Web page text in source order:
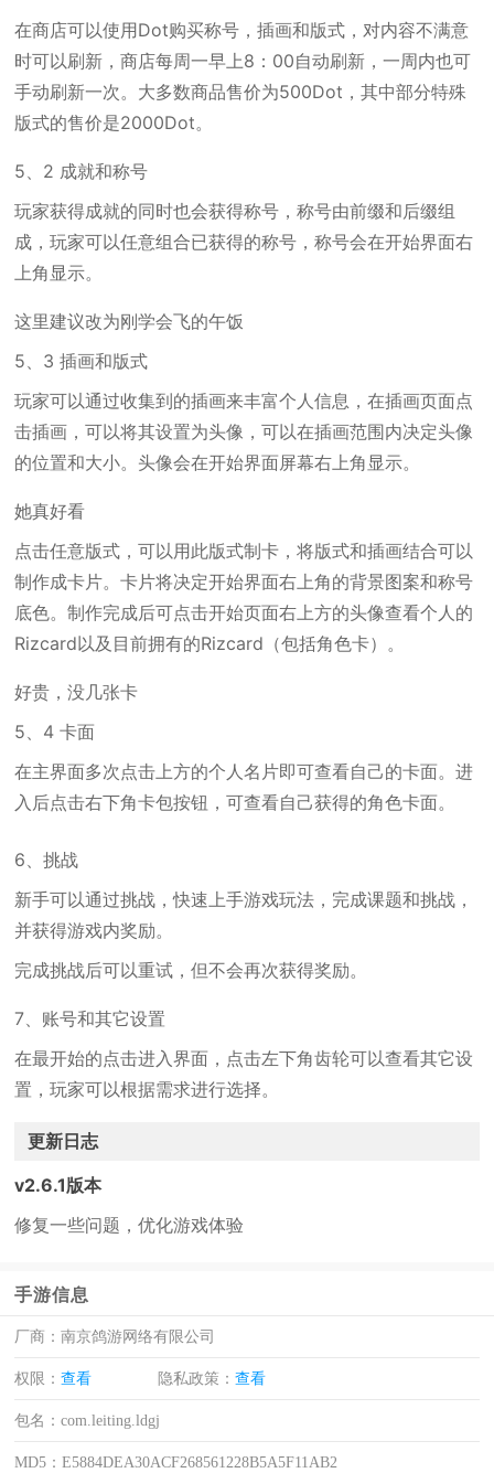
在商店可以使用Dot购买称号，插画和版式，对内容不满意
时可以刷新，商店每周一早上8：00自动刷新，一周内也可
手动刷新一次。大多数商品售价为500Dot，其中部分特殊
版式的售价是2000Dot。
5、2 成就和称号
玩家获得成就的同时也会获得称号，称号由前缀和后缀组
成，玩家可以任意组合已获得的称号，称号会在开始界面右
上角显示。
这里建议改为刚学会飞的午饭
5、3 插画和版式
玩家可以通过收集到的插画来丰富个人信息，在插画页面点
击插画，可以将其设置为头像，可以在插画范围内决定头像
的位置和大小。头像会在开始界面屏幕右上角显示。
她真好看
点击任意版式，可以用此版式制卡，将版式和插画结合可以
制作成卡片。卡片将决定开始界面右上角的背景图案和称号
底色。制作完成后可点击开始页面右上方的头像查看个人的
Rizcard以及目前拥有的Rizcard（包括角色卡）。
好贵，没几张卡
5、4 卡面
在主界面多次点击上方的个人名片即可查看自己的卡面。进
入后点击右下角卡包按钮，可查看自己获得的角色卡面。
6、挑战
新手可以通过挑战，快速上手游戏玩法，完成课题和挑战，
并获得游戏内奖励。
完成挑战后可以重试，但不会再次获得奖励。
7、账号和其它设置
在最开始的点击进入界面，点击左下角齿轮可以查看其它设
置，玩家可以根据需求进行选择。
更新日志
v2.6.1版本
修复一些问题，优化游戏体验
手游信息
厂商：南京鸽游网络有限公司
权限：查看 隐私政策：查看
包名：com.leiting.ldgj
MD5：E5884DEA30ACF268561228B5A5F11AB2